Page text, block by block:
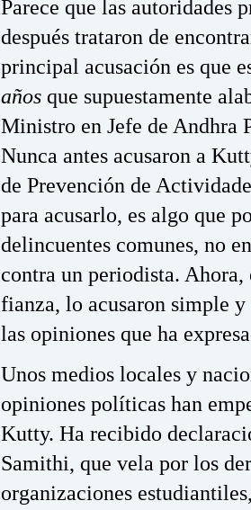
Parece que las autoridades
después trataron de
principal acusación es que
años que supuestamente
Ministro en Jefe de Andhra
Nunca antes acusaron a
de Prevención de
para acusarlo, es algo que
delincuentes comunes, no
contra un periodista.
fianza, lo acusaron simple
las opiniones que ha
Unos medios locales y
opiniones políticas han
Kutty. Ha recibido
Samithi, que vela por los
organizaciones